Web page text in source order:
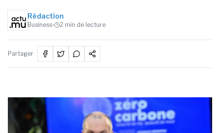
Rédaction
Business 2 min de lecture
Partager